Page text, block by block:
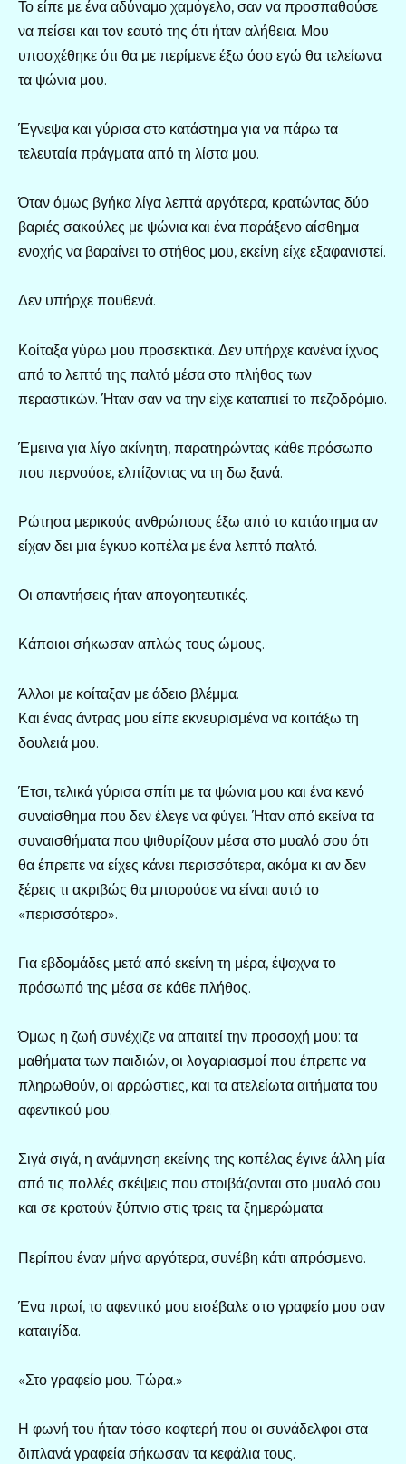
Το είπε με ένα αδύναμο χαμόγελο, σαν να προσπαθούσε
να πείσει και τον εαυτό της ότι ήταν αλήθεια. Μου
υποσχέθηκε ότι θα με περίμενε έξω όσο εγώ θα τελείωνα
τα ψώνια μου.
Έγνεψα και γύρισα στο κατάστημα για να πάρω τα
τελευταία πράγματα από τη λίστα μου.
Όταν όμως βγήκα λίγα λεπτά αργότερα, κρατώντας δύο
βαριές σακούλες με ψώνια και ένα παράξενο αίσθημα
ενοχής να βαραίνει το στήθος μου, εκείνη είχε εξαφανιστεί.
Δεν υπήρχε πουθενά.
Κοίταξα γύρω μου προσεκτικά. Δεν υπήρχε κανένα ίχνος
από το λεπτό της παλτό μέσα στο πλήθος των
περαστικών. Ήταν σαν να την είχε καταπιεί το πεζοδρόμιο.
Έμεινα για λίγο ακίνητη, παρατηρώντας κάθε πρόσωπο
που περνούσε, ελπίζοντας να τη δω ξανά.
Ρώτησα μερικούς ανθρώπους έξω από το κατάστημα αν
είχαν δει μια έγκυο κοπέλα με ένα λεπτό παλτό.
Οι απαντήσεις ήταν απογοητευτικές.
Κάποιοι σήκωσαν απλώς τους ώμους.
Άλλοι με κοίταξαν με άδειο βλέμμα.
Και ένας άντρας μου είπε εκνευρισμένα να κοιτάξω τη
δουλειά μου.
Έτσι, τελικά γύρισα σπίτι με τα ψώνια μου και ένα κενό
συναίσθημα που δεν έλεγε να φύγει. Ήταν από εκείνα τα
συναισθήματα που ψιθυρίζουν μέσα στο μυαλό σου ότι
θα έπρεπε να είχες κάνει περισσότερα, ακόμα κι αν δεν
ξέρεις τι ακριβώς θα μπορούσε να είναι αυτό το
«περισσότερο».
Για εβδομάδες μετά από εκείνη τη μέρα, έψαχνα το
πρόσωπό της μέσα σε κάθε πλήθος.
Όμως η ζωή συνέχιζε να απαιτεί την προσοχή μου: τα
μαθήματα των παιδιών, οι λογαριασμοί που έπρεπε να
πληρωθούν, οι αρρώστιες, και τα ατελείωτα αιτήματα του
αφεντικού μου.
Σιγά σιγά, η ανάμνηση εκείνης της κοπέλας έγινε άλλη μία
από τις πολλές σκέψεις που στοιβάζονται στο μυαλό σου
και σε κρατούν ξύπνιο στις τρεις τα ξημερώματα.
Περίπου έναν μήνα αργότερα, συνέβη κάτι απρόσμενο.
Ένα πρωί, το αφεντικό μου εισέβαλε στο γραφείο μου σαν
καταιγίδα.
«Στο γραφείο μου. Τώρα.»
Η φωνή του ήταν τόσο κοφτερή που οι συνάδελφοι στα
διπλανά γραφεία σήκωσαν τα κεφάλια τους.